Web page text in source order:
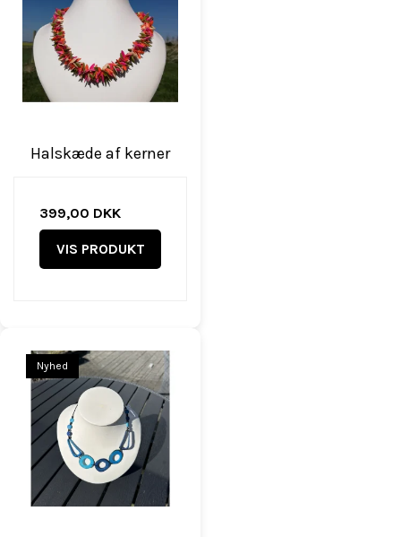
Halskæde af kerner
399,00 DKK
VIS PRODUKT
Nyhed